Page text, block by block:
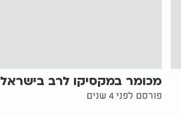
מכומר במקסיקו לרב בישראל
פורסם לפני 4 שנים